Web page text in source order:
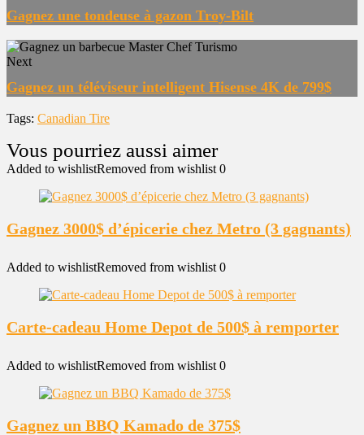
Gagnez une tondeuse à gazon Troy-Bilt
Next
Gagnez un téléviseur intelligent Hisense 4K de 799$
Tags: Canadian Tire
Added to wishlistRemoved from wishlist 0
Gagnez 3000$ d’épicerie chez Metro (3 gagnants)
Added to wishlistRemoved from wishlist 0
Carte-cadeau Home Depot de 500$ à remporter
Added to wishlistRemoved from wishlist 0
Gagnez un BBQ Kamado de 375$